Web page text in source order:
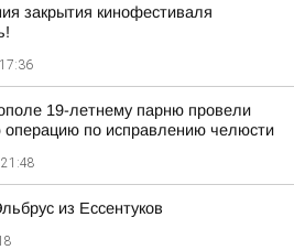
закрытия кинофестиваля
19-летнему парню провели
по исправлению челюсти
из Ессентуков